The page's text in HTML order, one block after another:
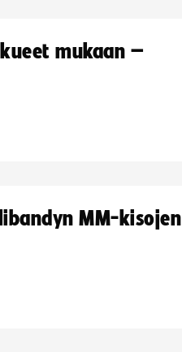
mukaan –
MM-kisojen